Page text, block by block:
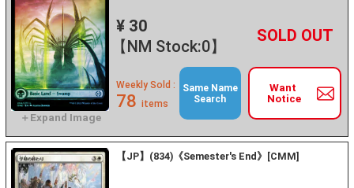
¥ 30
【NM Stock:0】
－ +
Want
Notice
Weekly Sold :
78 items
Same Name
Search
【JP】(834)《Semester's End》[CMM]